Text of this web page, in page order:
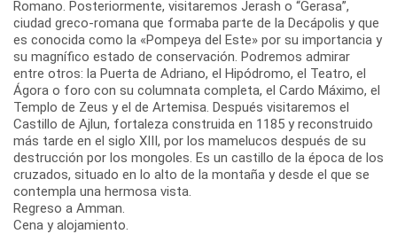
Romano. Posteriormente, visitaremos Jerash o “Gerasa”,
ciudad greco-romana que formaba parte de la Decápolis y que
es conocida como la «Pompeya del Este» por su importancia y
su magnífico estado de conservación. Podremos admirar
entre otros: la Puerta de Adriano, el Hipódromo, el Teatro, el
Ágora o foro con su columnata completa, el Cardo Máximo, el
Templo de Zeus y el de Artemisa. Después visitaremos el
Castillo de Ajlun, fortaleza construida en 1185 y reconstruido
más tarde en el siglo XIII, por los mamelucos después de su
destrucción por los mongoles. Es un castillo de la época de los
cruzados, situado en lo alto de la montaña y desde el que se
contempla una hermosa vista.
Regreso a Amman.
Cena y alojamiento.